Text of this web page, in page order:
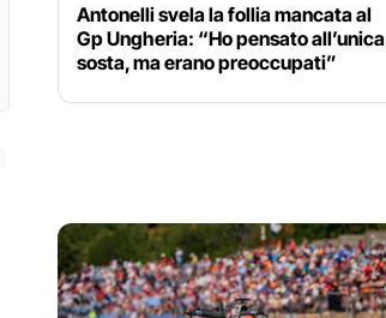
Antonelli svela la follia mancata al
Gp Ungheria: “Ho pensato all’unica
sosta, ma erano preoccupati”